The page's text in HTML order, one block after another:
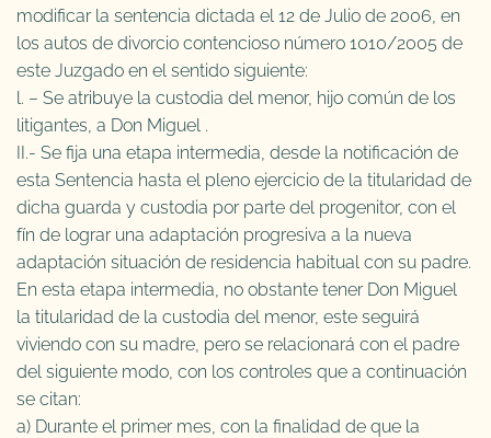
modificar la sentencia dictada el 12 de Julio de 2006, en
los autos de divorcio contencioso número 1010/2005 de
este Juzgado en el sentido siguiente:
l. – Se atribuye la custodia del menor, hijo común de los
litigantes, a Don Miguel .
II.- Se fija una etapa intermedia, desde la notificación de
esta Sentencia hasta el pleno ejercicio de la titularidad de
dicha guarda y custodia por parte del progenitor, con el
fín de lograr una adaptación progresiva a la nueva
adaptación situación de residencia habitual con su padre.
En esta etapa intermedia, no obstante tener Don Miguel
la titularidad de la custodia del menor, este seguirá
viviendo con su madre, pero se relacionará con el padre
del siguiente modo, con los controles que a continuación
se citan:
a) Durante el primer mes, con la finalidad de que la